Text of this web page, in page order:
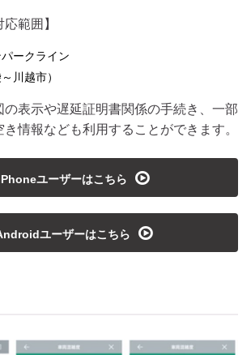
範囲】
ークライン
川越市）
の表示や遅延証明書関係の手続き、一部
情報なども利用することができます。
ユーザーはこちら playmedia
ユーザーはこちら playmedia